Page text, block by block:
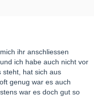
ihr anschliessen
ich habe auch nicht vor
steht, hat sich aus
genug war es auch
war es doch gut so